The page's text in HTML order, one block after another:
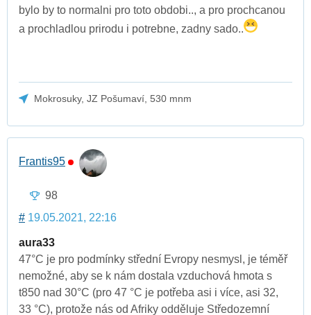
bylo by to normalni pro toto obdobi.., a pro prochcanou
a prochladlou prirodu i potrebne, zadny sado..
Mokrosuky, JZ Pošumaví, 530 mnm
Frantis95
98
# 19.05.2021, 22:16
aura33
47°C je pro podmínky střední Evropy nesmysl, je téměř
nemožné, aby se k nám dostala vzduchová hmota s
t850 nad 30°C (pro 47 °C je potřeba asi i více, asi 32,
33 °C), protože nás od Afriky odděluje Středozemní